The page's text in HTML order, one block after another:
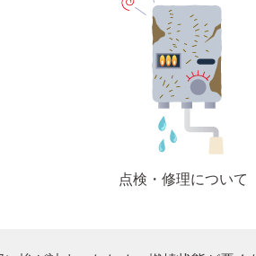
点検・修理について